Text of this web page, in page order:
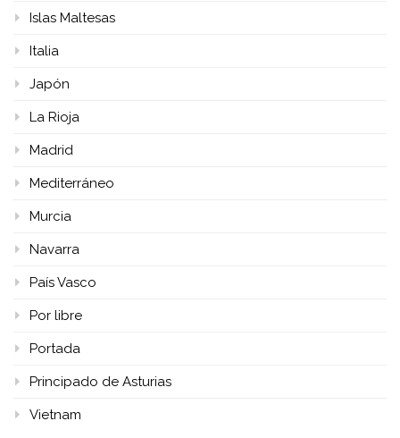
Islas Maltesas
Italia
Japón
La Rioja
Madrid
Mediterráneo
Murcia
Navarra
País Vasco
Por libre
Portada
Principado de Asturias
Vietnam